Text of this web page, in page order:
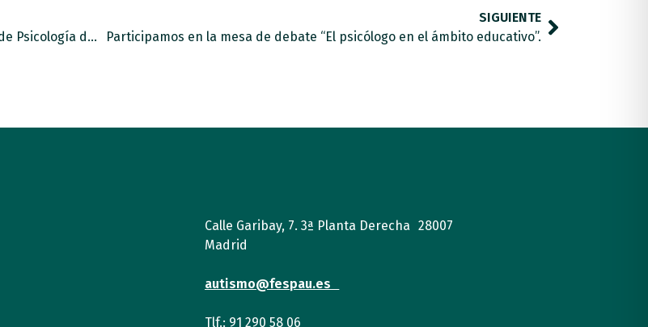
En el Día Mundial de la Salud Mental, desde la Facultad de Psicología de la Universidad Autónoma de Madrid, hablamos de Salud Mental y Autismo.
SIGUIENTE
Participamos en la mesa de debate “El psicólogo en el ámbito educativo”.
Calle Garibay, 7. 3ª Planta Derecha 28007
Madrid
autismo@fespau.es
Tlf.: 91 290 58 06